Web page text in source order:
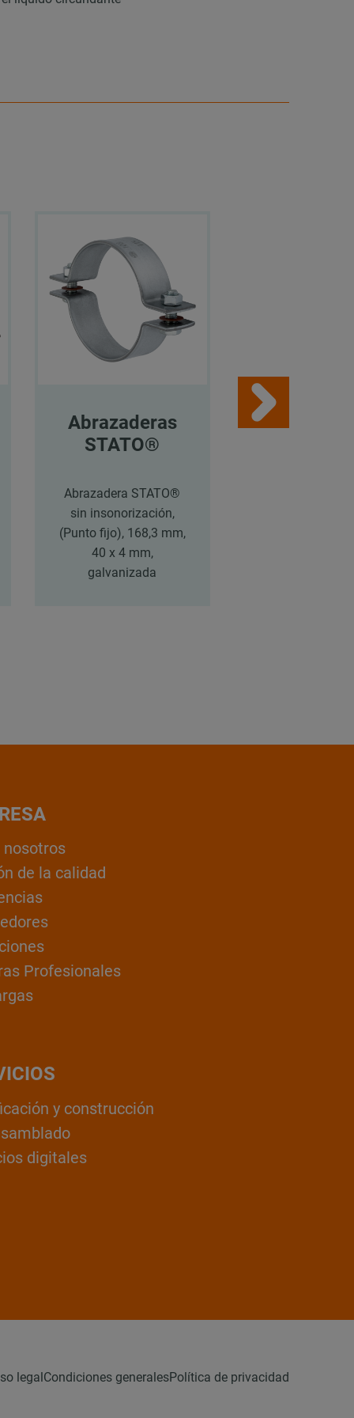
Abrazaderas
STATO®
Abrazadera STATO®
sin insonorización,
(Punto fijo), 168,3 mm,
40 x 4 mm,
galvanizada
nosotros
de la calidad
Profesionales
y construcción
digitales
legalCondiciones generalesPolítica de privacidad